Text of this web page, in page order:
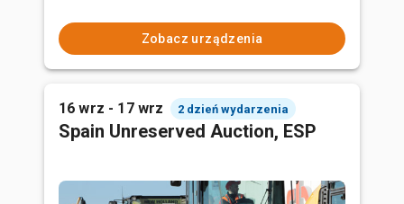
Zobacz urządzenia
16 wrz - 17 wrz 2 dzień wydarzenia
Spain Unreserved Auction, ESP